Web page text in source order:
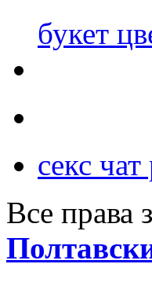
букет
секс чат
Все